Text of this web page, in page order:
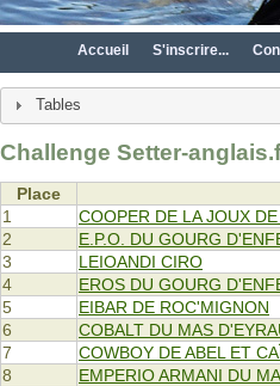
Accueil S'inscrire...
Tables
Challenge Setter-
Place
1
COOPER DE LA JOUX
2
E.P.O. DU GOURG
3
LEIOANDI CIRO
4
EROS DU GOURG
5
EIBAR DE ROC'MIGNON
6
COBALT DU MAS
7
COWBOY DE ABEL ET
8
EMPERIO ARMANI DU